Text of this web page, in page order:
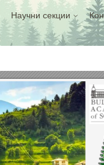
Научни секции